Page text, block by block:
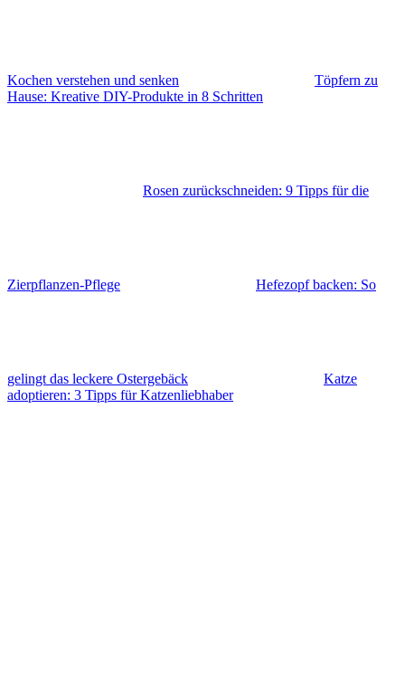
Kochen verstehen und senken
Töpfern zu
Hause: Kreative DIY-Produkte in 8 Schritten
Rosen zurückschneiden: 9 Tipps für die
Zierpflanzen-Pflege Hefezopf backen: So
gelingt das leckere Ostergebäck
Katze
adoptieren: 3 Tipps für Katzenliebhaber